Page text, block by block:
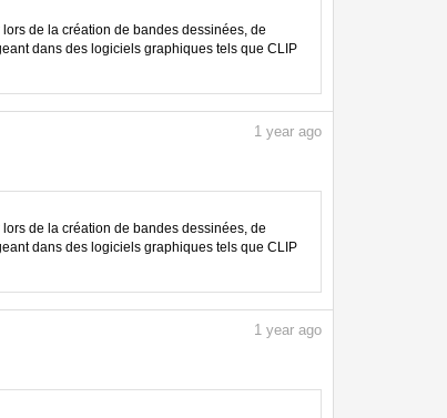
de la création de bandes dessinées, de
dans des logiciels graphiques tels que CLIP
1 year ago
de la création de bandes dessinées, de
dans des logiciels graphiques tels que CLIP
1 year ago